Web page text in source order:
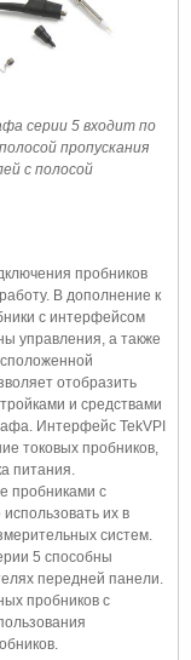
серии 5 входит по
пропускания
с полосой
пробников
В дополнение к
с интерфейсом
управления, а также
отобразить
и средствами
Интерфейс TekVPI
токовых пробников,
питания.
пробниками с
их в
систем.
5 способны
передней панели.
пробников с